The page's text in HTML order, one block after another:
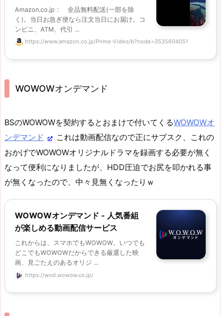
Amazon.co.jp： 全品無料配送(一部を除
く)。当日お急ぎ便なら注文当日にお届け。コ
ンビニ、ATM、代引 ...
https://www.amazon.co.jp/Prime-Video/b?node=3535604051
WOWOWオンデマンド
BSのWOWOWを契約するとおまけで付いてくるWOWOWオ
ンデマンド
これは動画配信なので正にサブスク、これの
おかげでWOWOWオリジナルドラマを録画する必要が無く
なって便利になりましたが、HDD圧迫でお尻を叩かれる事
が無くなったので、中々見無くなったりｗ
WOWOWオンデマンド - 人気番組
が楽しめる動画配信サービス
これからは、スマホでもWOWOW。いつでも
どこでもWOWOWだからできる厳選した映
画、見ごたえのあるオリジ ...
https://wod.wowow.co.jp/